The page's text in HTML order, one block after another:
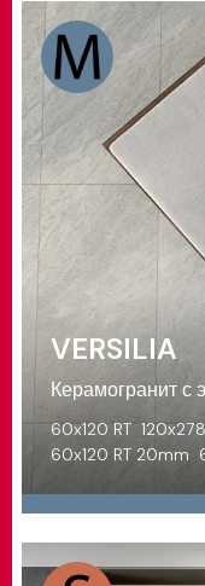
VERSILIA
Керамогранит
60x120 RT
60x120 RT 20mm